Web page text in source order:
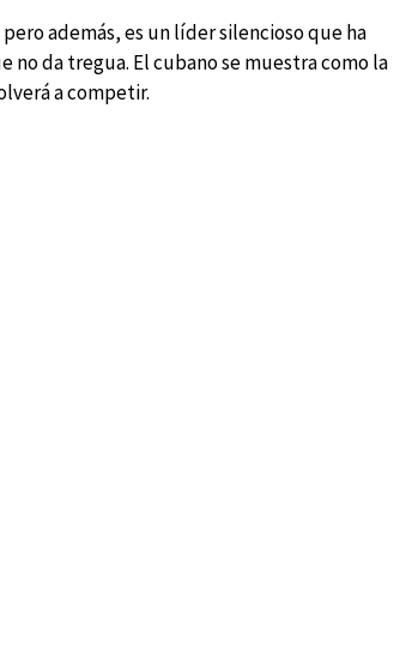
además, es un líder silencioso que ha
no da tregua. El cubano se muestra como la
a competir.